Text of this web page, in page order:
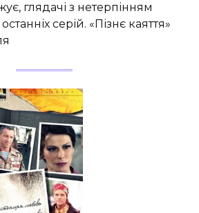
глядачі з нетерпінням
серій. «Пізнє каяття»